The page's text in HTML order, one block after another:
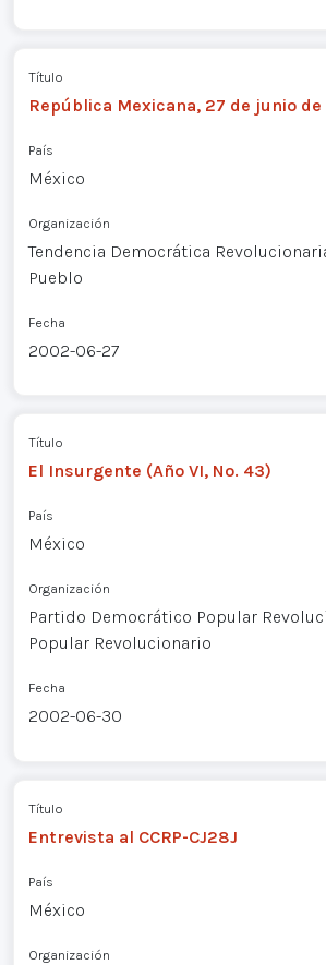
Título
República Mexicana, 27 de junio
País
México
Organización
Tendencia Democrática
Pueblo
Fecha
2002-06-27
Título
El Insurgente (Año VI, No. 43)
País
México
Organización
Partido Democrático Popular
Popular Revolucionario
Fecha
2002-06-30
Título
Entrevista al CCRP-CJ28J
País
México
Organización